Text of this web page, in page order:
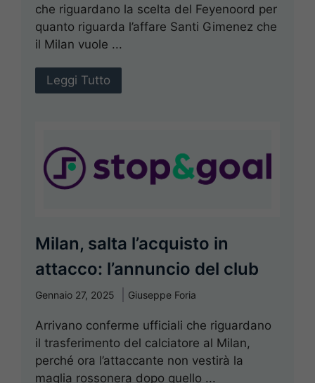
che riguardano la scelta del Feyenoord per
quanto riguarda l’affare Santi Gimenez che
il Milan vuole ...
Leggi Tutto
Milan, salta l’acquisto in
attacco: l’annuncio del club
Gennaio 27, 2025 Giuseppe Foria
Arrivano conferme ufficiali che riguardano
il trasferimento del calciatore al Milan,
perché ora l’attaccante non vestirà la
maglia rossonera dopo quello ...